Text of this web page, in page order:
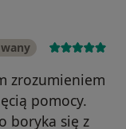
zrozumieniem
pomocy.
boryka się z